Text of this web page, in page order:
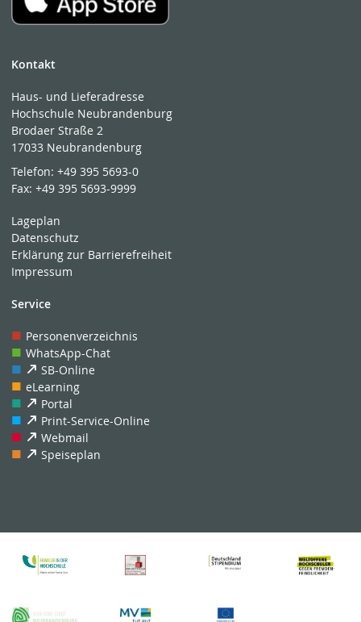
Kontakt
Haus- und Lieferadresse
Hochschule Neubrandenburg
Brodaer Straße 2
17033 Neubrandenburg
Telefon:+49 395 5693-0
Fax:+49 395 5693-9999
Lageplan
Datenschutz
Erklärung zur Barrierefreiheit
Impressum
Service
Personenverzeichnis
WhatsApp-Chat
SB-Online
eLearning
Portal
Print-Service-Online
Webmail
Speiseplan